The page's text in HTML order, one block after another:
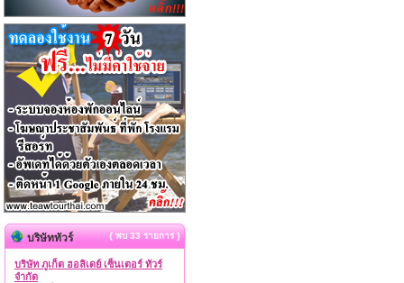
บริษัททัวร์ { พบ 33 รายการ }
บริษัท ภูเก็ต ฮอลิเดย์ เซ็นเตอร์ ทัวร์
จำกัด